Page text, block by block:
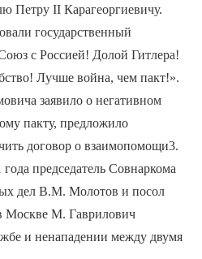
Петру II Карагеоргиевичу.
государственный
с Россией! Долой Гитлера!
Лучше война, чем пакт!».
заявило о негативном
пакту, предложило
договор о взаимопомощи3.
председатель Совнаркома
дел В.М. Молотов и посол
Москве М. Гаврилович
и ненападении между двумя